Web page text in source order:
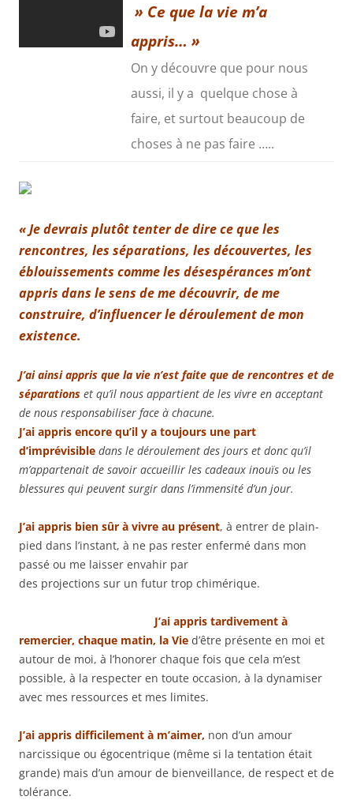
» Ce que la vie m’a
appris… »
On y découvre que pour nous
aussi, il y a quelque chose à
faire, et surtout beaucoup de
choses à ne pas faire …..
« Je devrais plutôt tenter de dire ce que les
rencontres, les séparations, les découvertes, les
éblouissements comme les désespérances m’ont
appris dans le sens de me découvrir, de me
construire, d’influencer le déroulement de mon
existence.
J’ai ainsi appris que la vie n’est faite que de rencontres et de
séparations et qu’il nous appartient de les vivre en acceptant
de nous responsabiliser face à chacune.
J’ai appris encore qu’il y a toujours une part
d’imprévisible dans le déroulement des jours et donc qu’il
m’appartenait de savoir accueillir les cadeaux inouïs ou les
blessures qui peuvent surgir dans l’immensité d’un jour.
J’ai appris bien sûr à vivre au présent, à entrer de plain-
pied dans l’instant, à ne pas rester enfermé dans mon
passé ou me laisser envahir par
des projections sur un futur trop chimérique.
J’ai appris tardivement à
remercier, chaque matin, la Vie d’être présente en moi et
autour de moi, à l’honorer chaque fois que cela m’est
possible, à la respecter en toute occasion, à la dynamiser
avec mes ressources et mes limites.
J’ai appris difficilement à m’aimer, non d’un amour
narcissique ou égocentrique (même si la tentation était
grande) mais d’un amour de bienveillance, de respect et de
tolérance.